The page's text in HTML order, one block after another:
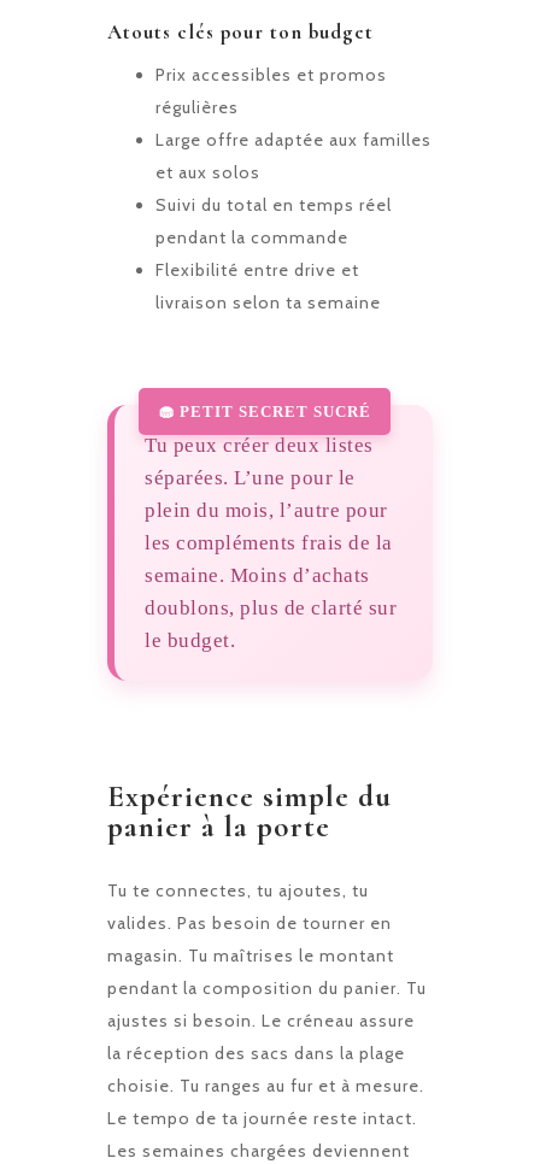
Atouts clés pour ton budget
Prix accessibles et promos
régulières
Large offre adaptée aux familles
et aux solos
Suivi du total en temps réel
pendant la commande
Flexibilité entre drive et
livraison selon ta semaine
Tu peux créer deux listes
séparées. L’une pour le
plein du mois, l’autre pour
les compléments frais de la
semaine. Moins d’achats
doublons, plus de clarté sur
le budget.
Expérience simple du
panier à la porte
Tu te connectes, tu ajoutes, tu
valides. Pas besoin de tourner en
magasin. Tu maîtrises le montant
pendant la composition du panier. Tu
ajustes si besoin. Le créneau assure
la réception des sacs dans la plage
choisie. Tu ranges au fur et à mesure.
Le tempo de ta journée reste intact.
Les semaines chargées deviennent